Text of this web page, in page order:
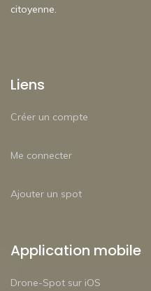
citoyenne.
Liens
Créer un compte
Me connecter
Ajouter un spot
Application mobile
Drone-Spot sur iOS